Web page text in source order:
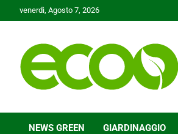
to
venerdì, Agosto 7, 2026
Ecoo.it
NEWS GREEN GIARDINAGGIO